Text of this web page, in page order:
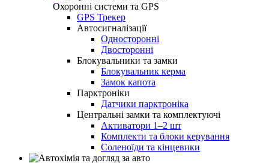
Охоронні системи та GPS
GPS Трекер
Автосигналізації
Односторонні
Двосторонні
Блокувальники та замки
Блокувальник керма
Замок капота
Парктроніки
Датчики парктроніка
Центральні замки та комплектуючі
Активатори 1–2 шт
Комплекти та блоки керування
Соленоїди та кінцевики